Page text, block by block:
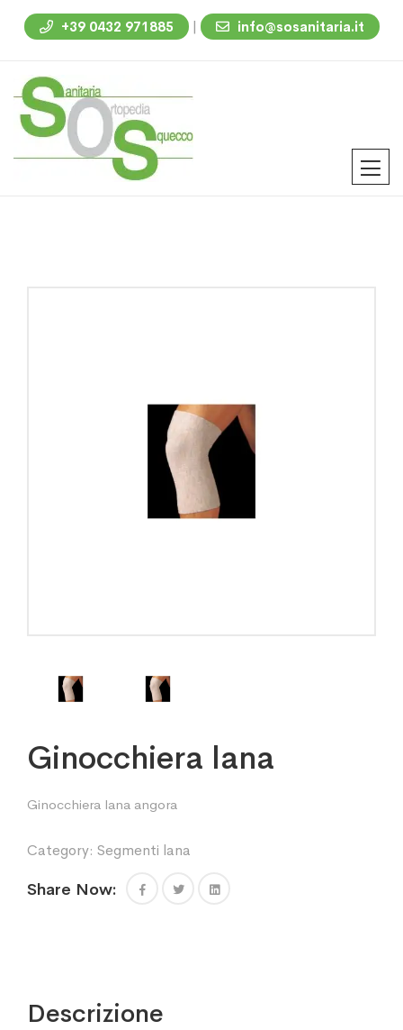
+39 0432 971885 | info@sosanitaria.it
Ginocchiera lana
Ginocchiera lana angora
Category: Segmenti lana
Share Now:
Descrizione